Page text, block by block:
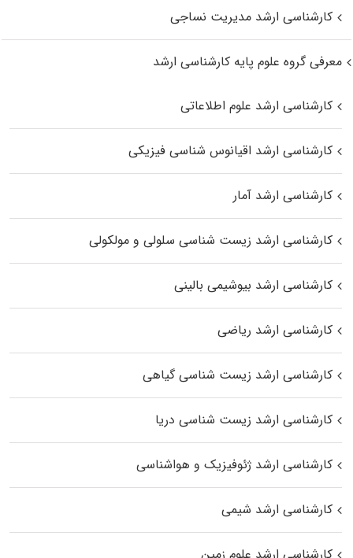
کارشناسی ارشد مدیریت نساجی
معرفی گروه علوم پایه کارشناسی ارشد
کارشناسی ارشد علوم اطلاعاتی
کارشناسی ارشد اقیانوس‌ شناسی فیزیکی
کارشناسی ارشد آمار
کارشناسی ارشد زیست شناسی سلولی و مولکولی
کارشناسی ارشد بیوشیمی بالینی
کارشناسی ارشد ریاضی
کارشناسی ارشد زیست‌ شناسی گیاهی
کارشناسی ارشد زیست‌ شناسی دریا
کارشناسی ارشد ژئوفیزیک و هواشناسی
کارشناسی ارشد شیمی